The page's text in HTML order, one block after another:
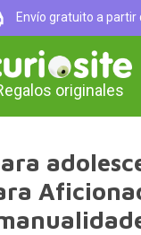
Envío gratuito a partir
originales